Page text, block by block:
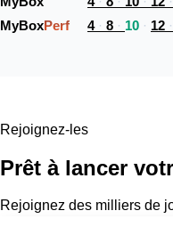
MyBoxPerf 4 8 10 12
Rejoignez-les
Prêt à lancer
Rejoignez des milliers de